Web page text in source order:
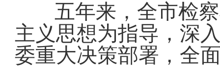
五年来 ，全市检
主义思想为指导， 深
委重大决策部署， 全